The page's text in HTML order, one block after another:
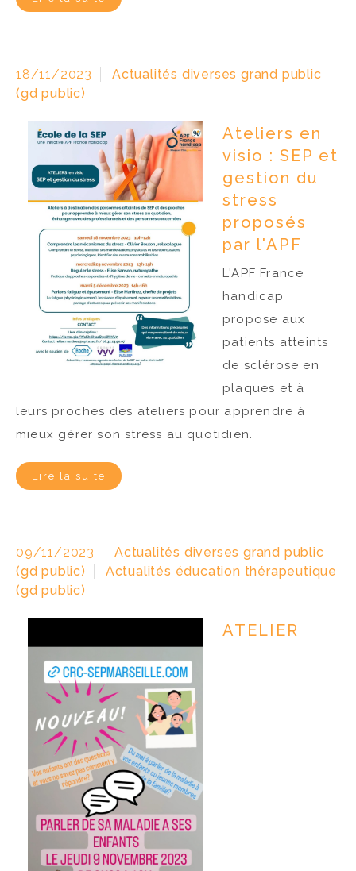
18/11/2023
Actualités diverses grand public
(gd public)
Ateliers en
visio : SEP et
gestion du
stress
proposés
par l'APF
L'APF France
handicap
propose aux
patients atteints
de sclérose en
plaques et à
leurs proches des ateliers pour apprendre à
mieux gérer son stress au quotidien.
Lire la suite
09/11/2023
Actualités diverses grand public
(gd public)
Actualités éducation thérapeutique
(gd public)
ATELIER